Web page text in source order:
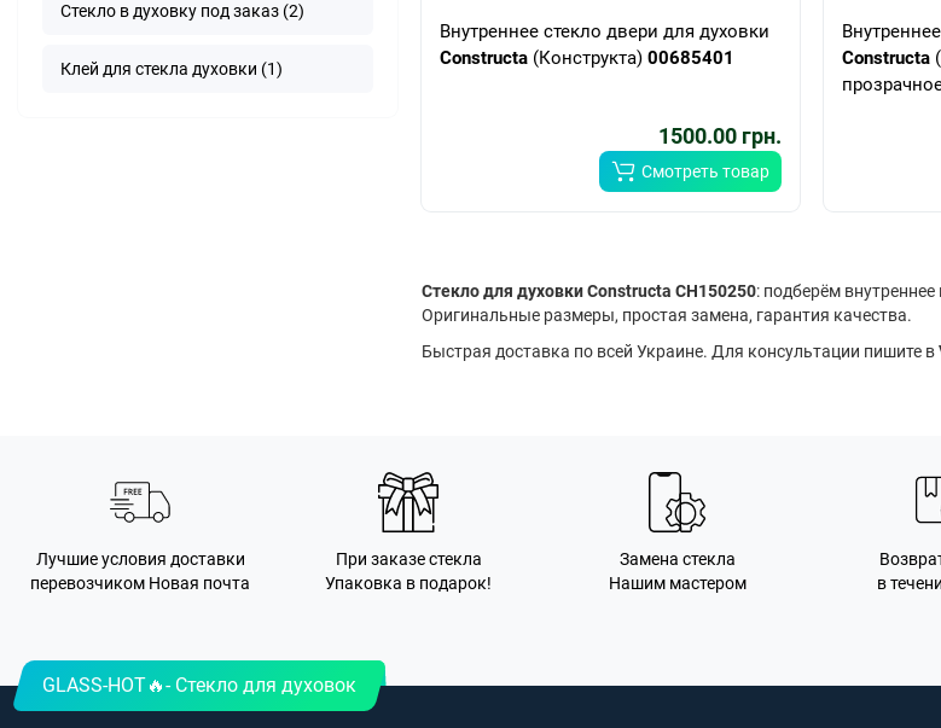
Стекло в духовку под заказ (2)
Клей для стекла духовки (1)
Внутреннее стекло двери для духовки
Constructa(Конструкта) 00685401
1500.00 грн.
Смотреть товар
Constructa
Стекло для духовки Constructa CH150250: подберём
Оригинальные размеры, простая замена, гарантия качества.
Быстрая доставка по всей Украине. Для консультации пишите в
Лучшие условия доставки
перевозчиком Новая почта
При заказе стекла
Упаковка в подарок!
Замена стекла
Нашим мастером
в
GLASS-HOT🔥- Стекло для духовок